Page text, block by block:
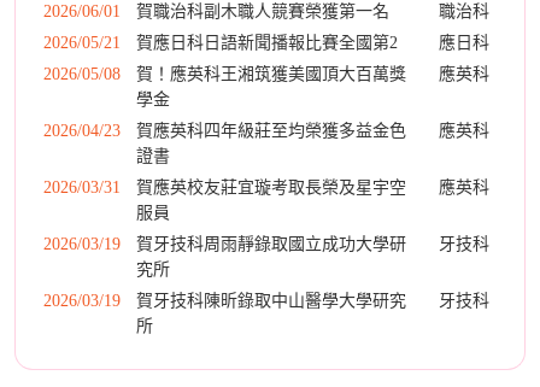
2026/06/01 賀職治科副木職人競賽榮獲第一名
職治科
2026/05/21
賀應日科日語新聞播報比賽全國第2
應日科
2026/05/08
賀！應英科王湘筑獲美國頂大百萬獎
學金
應英科
2026/04/23
賀應英科四年級莊至均榮獲多益金色
證書
應英科
2026/03/31
賀應英校友莊宜璇考取長榮及星宇空
服員
應英科
2026/03/19
賀牙技科周雨靜錄取國立成功大學研
究所
牙技科
2026/03/19
賀牙技科陳昕錄取中山醫學大學研究
所
牙技科